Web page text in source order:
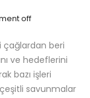
off
çağlardan beri
ve hedeflerini
bazı işleri
savunmalar